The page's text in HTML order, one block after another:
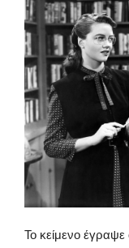
Το κείμενο έγραψε